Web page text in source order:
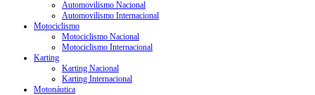
Automovilismo Nacional
Automovilismo Internacional
Motociclismo
Motociclismo Nacional
Motociclismo Internacional
Karting
Karting Nacional
Karting Internacional
Motonáutica